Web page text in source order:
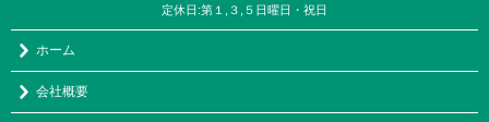
定休日:第１,３,５日曜日・祝日
ホーム
会社概要